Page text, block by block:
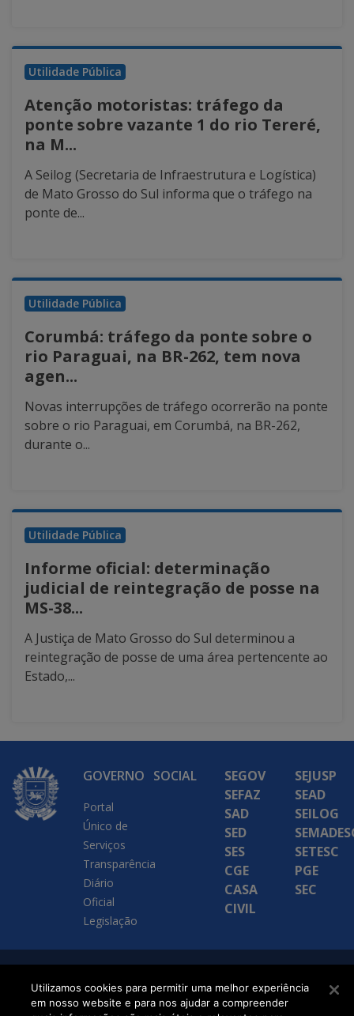
Utilidade Pública
Atenção motoristas: tráfego da
ponte sobre vazante 1 do rio Tereré,
na M...
A Seilog (Secretaria de Infraestrutura e Logística)
de Mato Grosso do Sul informa que o tráfego na
ponte de...
Utilidade Pública
Corumbá: tráfego da ponte sobre o
rio Paraguai, na BR-262, tem nova
agen...
Novas interrupções de tráfego ocorrerão na ponte
sobre o rio Paraguai, em Corumbá, na BR-262,
durante o...
Utilidade Pública
Informe oficial: determinação
judicial de reintegração de posse na
MS-38...
A Justiça de Mato Grosso do Sul determinou a
reintegração de posse de uma área pertencente ao
Estado,...
GOVERNO
Portal
Único de
Serviços
Transparência
Diário
Oficial
Legislação
SOCIAL
SEGOV
SEFAZ
SAD
SED
SES
CGE
CASA
CIVIL
SEJUSP
SEAD
SEILOG
SETESC
PGE
SEC
SETDIG | Secretaria-
Executiva de
Utilizamos cookies para permitir uma melhor experiência
em nosso website e para nos ajudar a compreender